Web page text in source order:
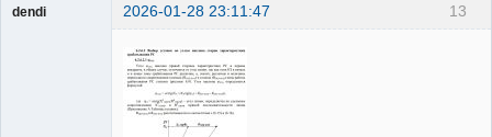
13
dendi 2026-01-28 23:11:47